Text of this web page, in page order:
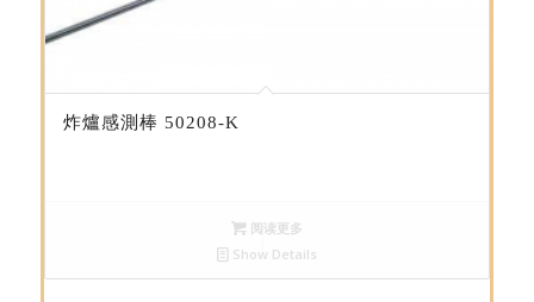
炸爐感測棒 50208-K
阅读更多
Show Details